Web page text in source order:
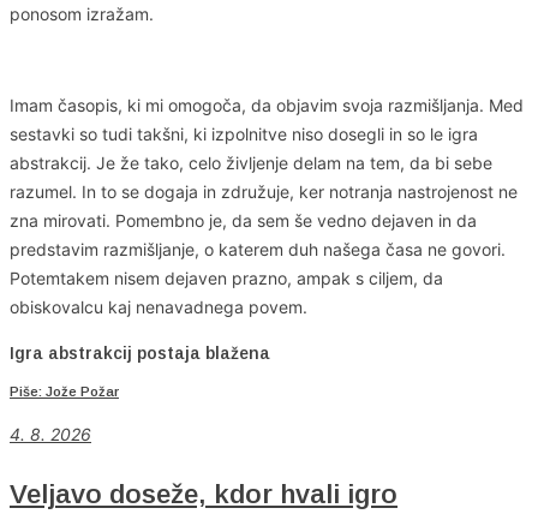
ponosom izražam.
Imam časopis, ki mi omogoča, da objavim svoja razmišljanja. Med
sestavki so tudi takšni, ki izpolnitve niso dosegli in so le igra
abstrakcij. Je že tako, celo življenje delam na tem, da bi sebe
razumel. In to se dogaja in združuje, ker notranja nastrojenost ne
zna mirovati. Pomembno je, da sem še vedno dejaven in da
predstavim razmišljanje, o katerem duh našega časa ne govori.
Potemtakem nisem dejaven prazno, ampak s ciljem, da
obiskovalcu kaj nenavadnega povem.
Igra abstrakcij postaja blažena
Piše: Jože Požar
4. 8. 2026
Veljavo doseže, kdor hvali igro